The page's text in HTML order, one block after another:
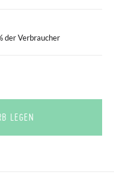
der Verbraucher
LEGEN